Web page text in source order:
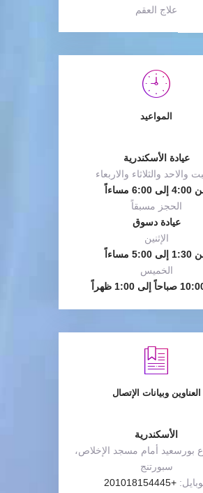
علاج العقم
المواعيد
عيادة الأسكندرية
والاحد والثلاثاء والاربعاء
6:00 مساءاً
الحجز مسبقاً
عيادة دسوق
الإثنين
5:00 مساءاً
الخميس
العناوين وبيانات الإتصال
الأسكندرية
بورسعيد أمام مسجد الإخلاص،
سبورتنج
+201018154445